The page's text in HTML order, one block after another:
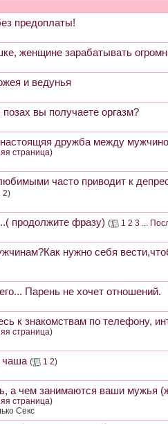
предоплаты!
женщине зарабатывать
и ведунья
позах вы получаете оргазм?
дружба между
страница)
часто приводит к
2)
продолжите фразу) ( 1 2 3 ...
нужно себя
Парень не хочет отношений.
к знакомствам по телефону,
страница)
чаша ( 1 2)
а чем занимаются ваши мужья
страница)
Секс